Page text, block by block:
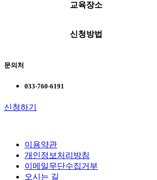
교육장소
신청방법
문의처
033-760-6191
신청하기
이용약관
개인정보처리방침
이메일무단수집거부
오시는 길